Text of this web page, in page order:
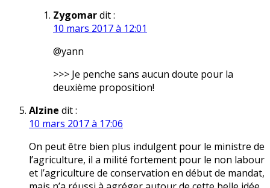
Zygomardit :
10 mars 2017 à 12:01
@yann
>>> Je penche sans aucun doute pour la
deuxième proposition!
Alzine dit :
10 mars 2017 à 17:06
On peut être bien plus indulgent pour le ministre de
l’agriculture, il a milité fortement pour le non labour
et l’agriculture de conservation en début de mandat,